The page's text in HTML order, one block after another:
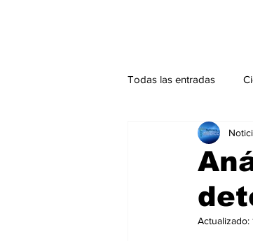
Todas las entradas
Actualidad
Endocrinología
Actualizado: